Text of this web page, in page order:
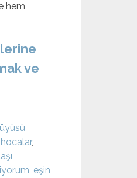
hem
ve
,
, eşin